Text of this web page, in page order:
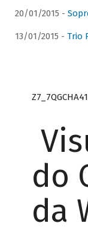
20/01/2015 -
13/01/2015 - Trio
do
da